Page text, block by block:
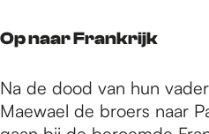
Op naar Frankrijk
Na de dood van hun
Maewael de broers naar